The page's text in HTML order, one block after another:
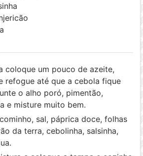
coloque um pouco de azeite,
refogue até que a cebola fique
o alho poró, pimentão,
e misture muito bem.
sal, páprica doce, folhas
da terra, cebolinha, salsinha,